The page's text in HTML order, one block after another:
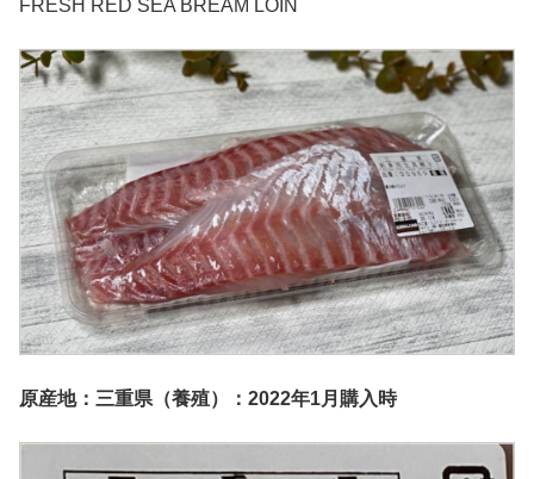
FRESH RED SEA BREAM LOIN
原産地：三重県（養殖）：2022年1月購入時